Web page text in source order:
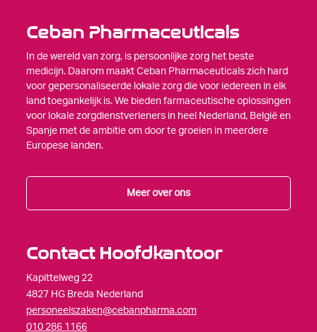
Ceban Pharmaceuticals
In de wereld van zorg, is persoonlijke zorg het beste
medicijn. Daarom maakt Ceban Pharmaceuticals zich hard
voor gepersonaliseerde lokale zorg die voor iedereen in elk
land toegankelijk is. We bieden farmaceutische oplossingen
voor lokale zorgdienstverleners in heel Nederland, België en
Spanje met de ambitie om door te groeien in meerdere
Europese landen.
Meer over ons
Contact Hoofdkantoor
Kapittelweg 22
4827 HG Breda Nederland
personeelszaken@cebanpharma.com
010 286 1166